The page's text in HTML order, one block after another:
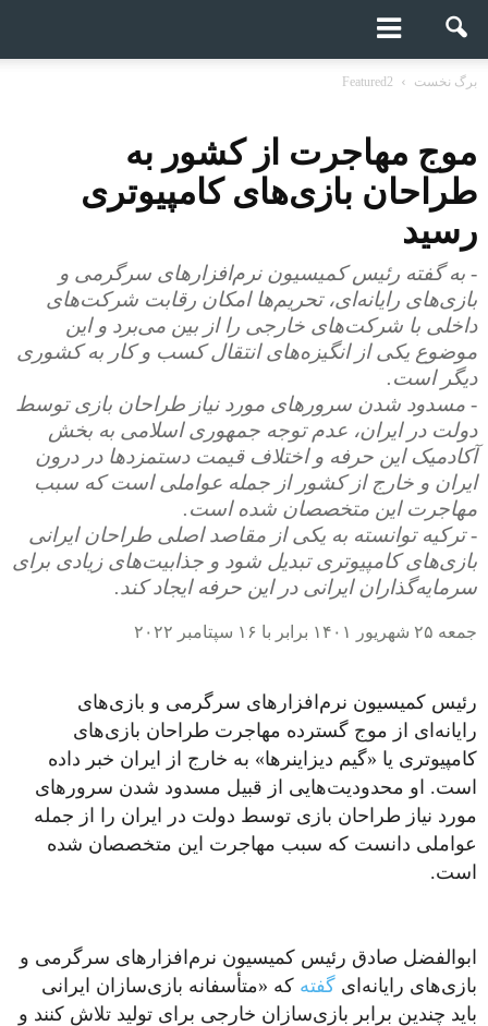
برگ نخست Featured2
موج مهاجرت از کشور به
طراحان بازی‌های کامپیوتری
رسید
- به گفته رئیس کمیسیون نرم‌افزارهای سرگرمی و
بازی‌های رایانه‌ای، تحریم‌ها امکان رقابت شرکت‌های
داخلی با شرکت‌های خارجی را از بین می‌برد و این
موضوع یکی از انگیزه‌های انتقال کسب‌ و کار به کشوری
دیگر است.
- مسدود شدن سرورهای مورد نیاز طراحان بازی توسط
دولت در ایران، عدم توجه جمهوری اسلامی به بخش
آکادمیک این حرفه و اختلاف قیمت دستمزدها در درون
ایران و خارج از کشور از جمله عواملی است که سبب
مهاجرت این متخصصان شده است.
- ترکیه توانسته به یکی از مقاصد اصلی طراحان ایرانی
بازی‌های کامپیوتری تبدیل شود و جذابیت‌های زیادی برای
سرمایه‌گذاران ایرانی در این حرفه ایجاد کند.
جمعه ۲۵ شهریور ۱۴۰۱ برابر با ۱۶ سپتامبر ۲۰۲۲
رئیس کمیسیون نرم‌افزار‌های سرگرمی و بازی‌های
رایانه‌ای از موج گسترده مهاجرت طراحان بازی‌های
کامپیوتری یا «گیم دیزاینرها» به خارج از ایران خبر داده
است. او محدودیت‌هایی از قبیل مسدود شدن سرورهای
مورد نیاز طراحان بازی توسط دولت در ایران را از جمله
عواملی دانست که سبب مهاجرت این متخصصان شده
است.
ابوالفضل صادق رئیس کمیسیون نرم‌افزار‌های سرگرمی و
بازی‌های رایانه‌ای گفته که «متأسفانه بازی‌سازان ایرانی
باید چندین برابر بازی‌سازان خارجی برای تولید تلاش کنند و